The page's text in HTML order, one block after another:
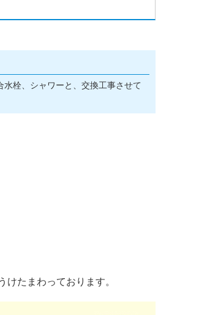
栓、シャワーと、交換工事させて
たまわっております。